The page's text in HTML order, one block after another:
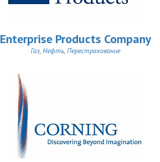
Enterprise Products Company
Газ, Нефть, Перестрахование